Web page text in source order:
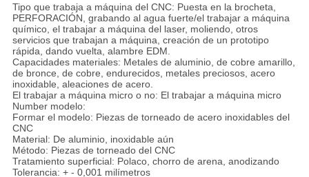
Tipo que trabaja a máquina del CNC: Puesta en la brocheta,
PERFORACIÓN, grabando al agua fuerte/el trabajar a máquina
químico, el trabajar a máquina del laser, moliendo, otros
servicios que trabajan a máquina, creación de un prototipo
rápida, dando vuelta, alambre EDM.
Capacidades materiales: Metales de aluminio, de cobre amarillo,
de bronce, de cobre, endurecidos, metales preciosos, acero
inoxidable, aleaciones de acero.
El trabajar a máquina micro o no: El trabajar a máquina micro
Number modelo:
Formar el modelo: Piezas de torneado de acero inoxidables del
CNC
Material: De aluminio, inoxidable aún
Método: Piezas de torneado del CNC
Tratamiento superficial: Polaco, chorro de arena, anodizando
Tolerancia: + - 0,001 milímetros